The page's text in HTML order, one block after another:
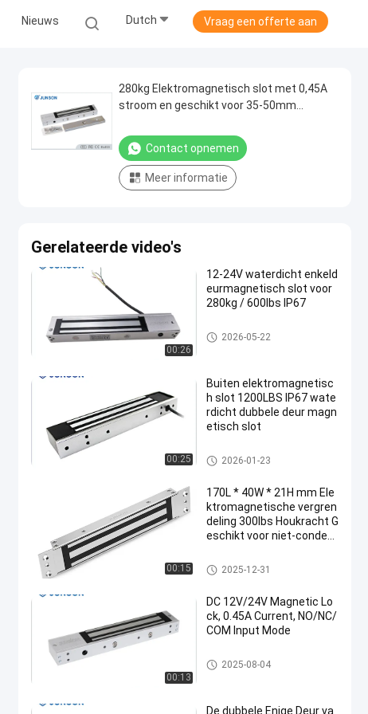
Nieuws Dutch Vraag een offerte aan
280kg Elektromagnetisch slot met 0,45A
stroom en geschikt voor 35-50mm
Duitsland
Contact opnemen
Meer informatie
Gerelateerde video's
00:26
12-24V waterdicht enkeld
eurmagnetisch slot voor
280kg / 600lbs IP67
Elektromagnetische Lock
2026-05-22
00:25
Buiten elektromagnetisc
h slot 1200LBS IP67 wate
rdicht dubbele deur magn
etisch slot
Elektromagnetische Lock
2026-01-23
00:15
170L * 40W * 21H mm Ele
ktromagnetische vergren
deling 300lbs Houkracht G
eschikt voor niet-conden
Elektromagnetische Lock
2025-12-31
00:13
DC 12V/24V Magnetic Lo
ck, 0.45A Current, NO/NC/
COM Input Mode
Elektromagnetische Lock
2025-08-04
De dubbele Enige Deur va